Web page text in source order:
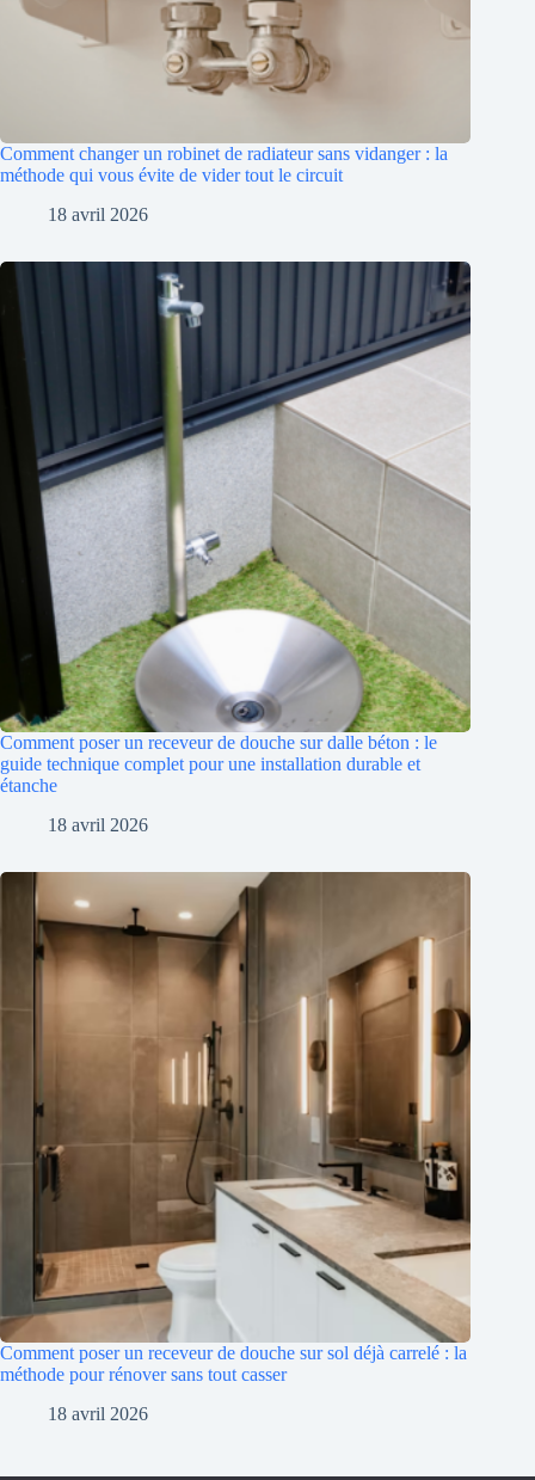
Comment changer un robinet de radiateur sans vidanger : la
méthode qui vous évite de vider tout le circuit
18 avril 2026
Comment poser un receveur de douche sur dalle béton : le
guide technique complet pour une installation durable et
étanche
18 avril 2026
Comment poser un receveur de douche sur sol déjà carrelé : la
méthode pour rénover sans tout casser
18 avril 2026